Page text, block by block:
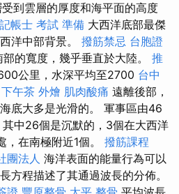
到雲層的厚度和海平面的高度
記帳士 考試 準備 大西洋底部最傑
洋中部背景。 撥筋禁忌 台胞證
的寬度，幾乎垂直於大陸。 推
公里，水深平均至2700 台中
下午茶 外燴 肌肉酸痛 遠離後部，
底大多是光滑的。 軍事區由46
中26個是沉默的，3個在大西洋
在南極附近1個。 撥筋課程
團法人 海洋表面的能量行為可以
方程描述了其通過波長的分佈。